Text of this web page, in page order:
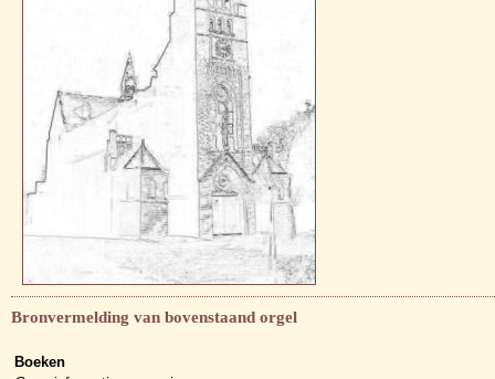
Bronvermelding van bovenstaand orgel
Boeken